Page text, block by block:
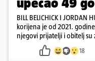
BILL BELICHICK I
korijena je od 2021.
njegovi prijatelji i obitelj
kontrolira
18